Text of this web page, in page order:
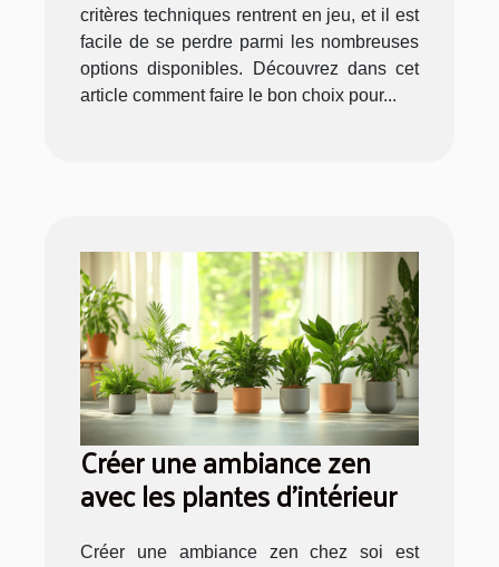
critères techniques rentrent en jeu, et il est
facile de se perdre parmi les nombreuses
options disponibles. Découvrez dans cet
article comment faire le bon choix pour...
Créer une ambiance zen
avec les plantes d'intérieur
Créer une ambiance zen chez soi est